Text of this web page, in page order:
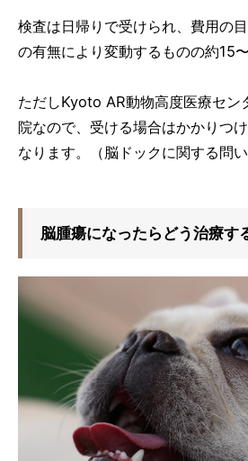
検査は日帰りで受けられ、費用の
の有無により変動するものの約15
ただしKyoto AR動物高度医療セン
院なので、受ける場合はかかりつ
なります。（脳ドックに関する問
脳腫瘍になったらどう治療す